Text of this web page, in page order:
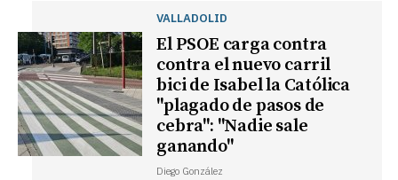
VALLADOLID
El PSOE carga contra
contra el nuevo carril
bici de Isabel la Católica
"plagado de pasos de
cebra": "Nadie sale
ganando"
Diego González